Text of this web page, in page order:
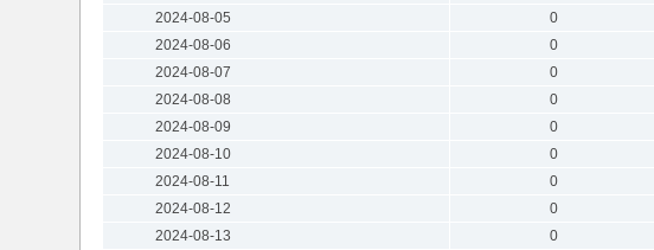
2024-08-05
0
2024-08-06
0
2024-08-07
0
2024-08-08
0
2024-08-09
0
2024-08-10
0
2024-08-11
0
2024-08-12
0
2024-08-13
0